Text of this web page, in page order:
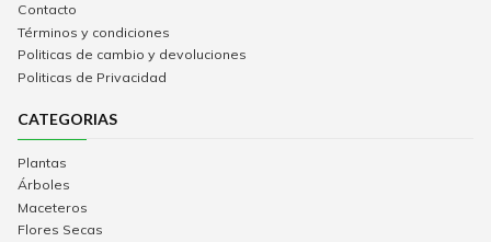
Contacto
Términos y condiciones
Politicas de cambio y devoluciones
Politicas de Privacidad
CATEGORIAS
Plantas
Árboles
Maceteros
Flores Secas